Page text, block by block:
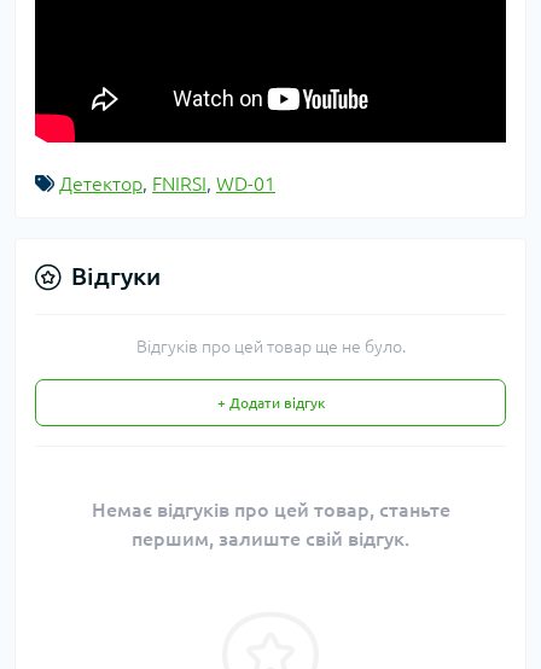
Детектор, FNIRSI, WD-01
Відгуки
Відгуків про цей товар ще не було.
+ Додати відгук
Немає відгуків про цей товар, станьте
першим, залиште свій відгук.